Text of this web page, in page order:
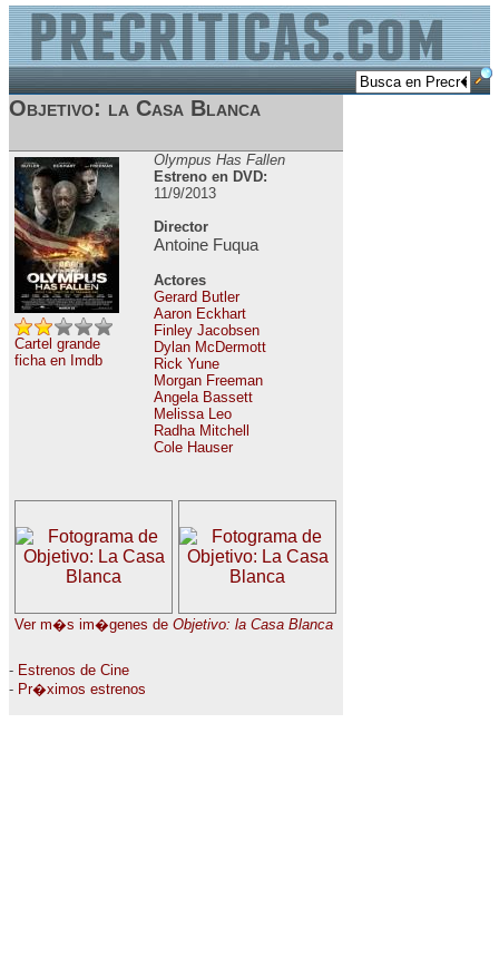
Objetivo: la Casa Blanca
Olympus Has Fallen
Estreno en DVD:
11/9/2013
Director
Antoine Fuqua
Actores
Gerard Butler
Aaron Eckhart
Finley Jacobsen
Dylan McDermott
Rick Yune
Morgan Freeman
Angela Bassett
Melissa Leo
Radha Mitchell
Cole Hauser
Cartel grande
ficha en Imdb
Ver m�s im�genes de Objetivo: la Casa Blanca
- Estrenos de Cine
- Pr�ximos estrenos